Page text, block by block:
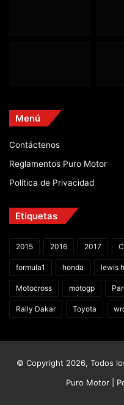
Menú
Contáctenos
Reglamentos Puro Motor
Política de Privacidad
Etiquetas
2015 2016 2017
formula1 honda lewis
Motocross motogp
Rally Dakar Toyota
© Copyright 2026, Todos
Puro Motor |